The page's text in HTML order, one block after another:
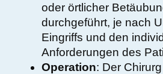
oder örtlicher
durchgeführt, je nach
Eingriffs und den
Anforderungen des
Operation: Der